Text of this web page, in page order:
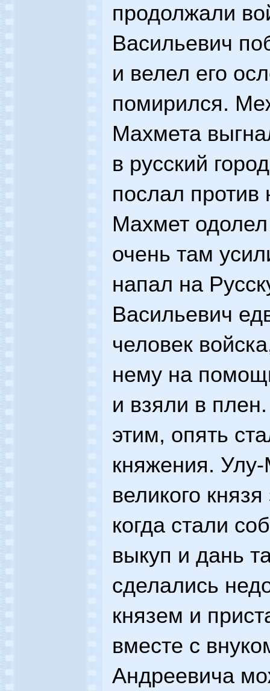
продолжали
Васильевич
и велел его
помирился.
Махмета
в русский
послал
Махмет
очень там
напал на
Васильевич
человек
нему на
и взяли в
этим, опять
княжения.
великого
когда стали
выкуп и дань
сделались
князем и
вместе с
Андреевича